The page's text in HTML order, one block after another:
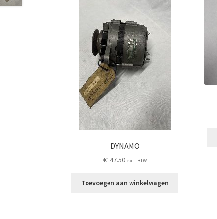
DYNAMO
€147.50 excl. BTW
Toevoegen aan winkelwagen